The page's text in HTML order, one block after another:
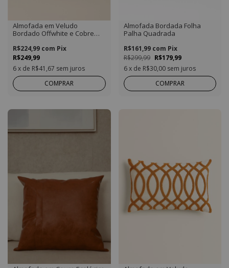
Almofada em Veludo
Bordado Offwhite e Cobre
R$249,99
R$224,99 com Pix
6x de R$41,67 sem juros
COMPRAR
Almofada Bordada Folha
Palha Quadrada
R$299,99 R$179,99
R$161,99 com Pix
6 x de R$30,00 sem juros
COMPRAR